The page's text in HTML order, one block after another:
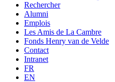
Rechercher
Alumni
Emplois
Les Amis de La Cambre
Fonds Henry van de Velde
Contact
Intranet
FR
EN